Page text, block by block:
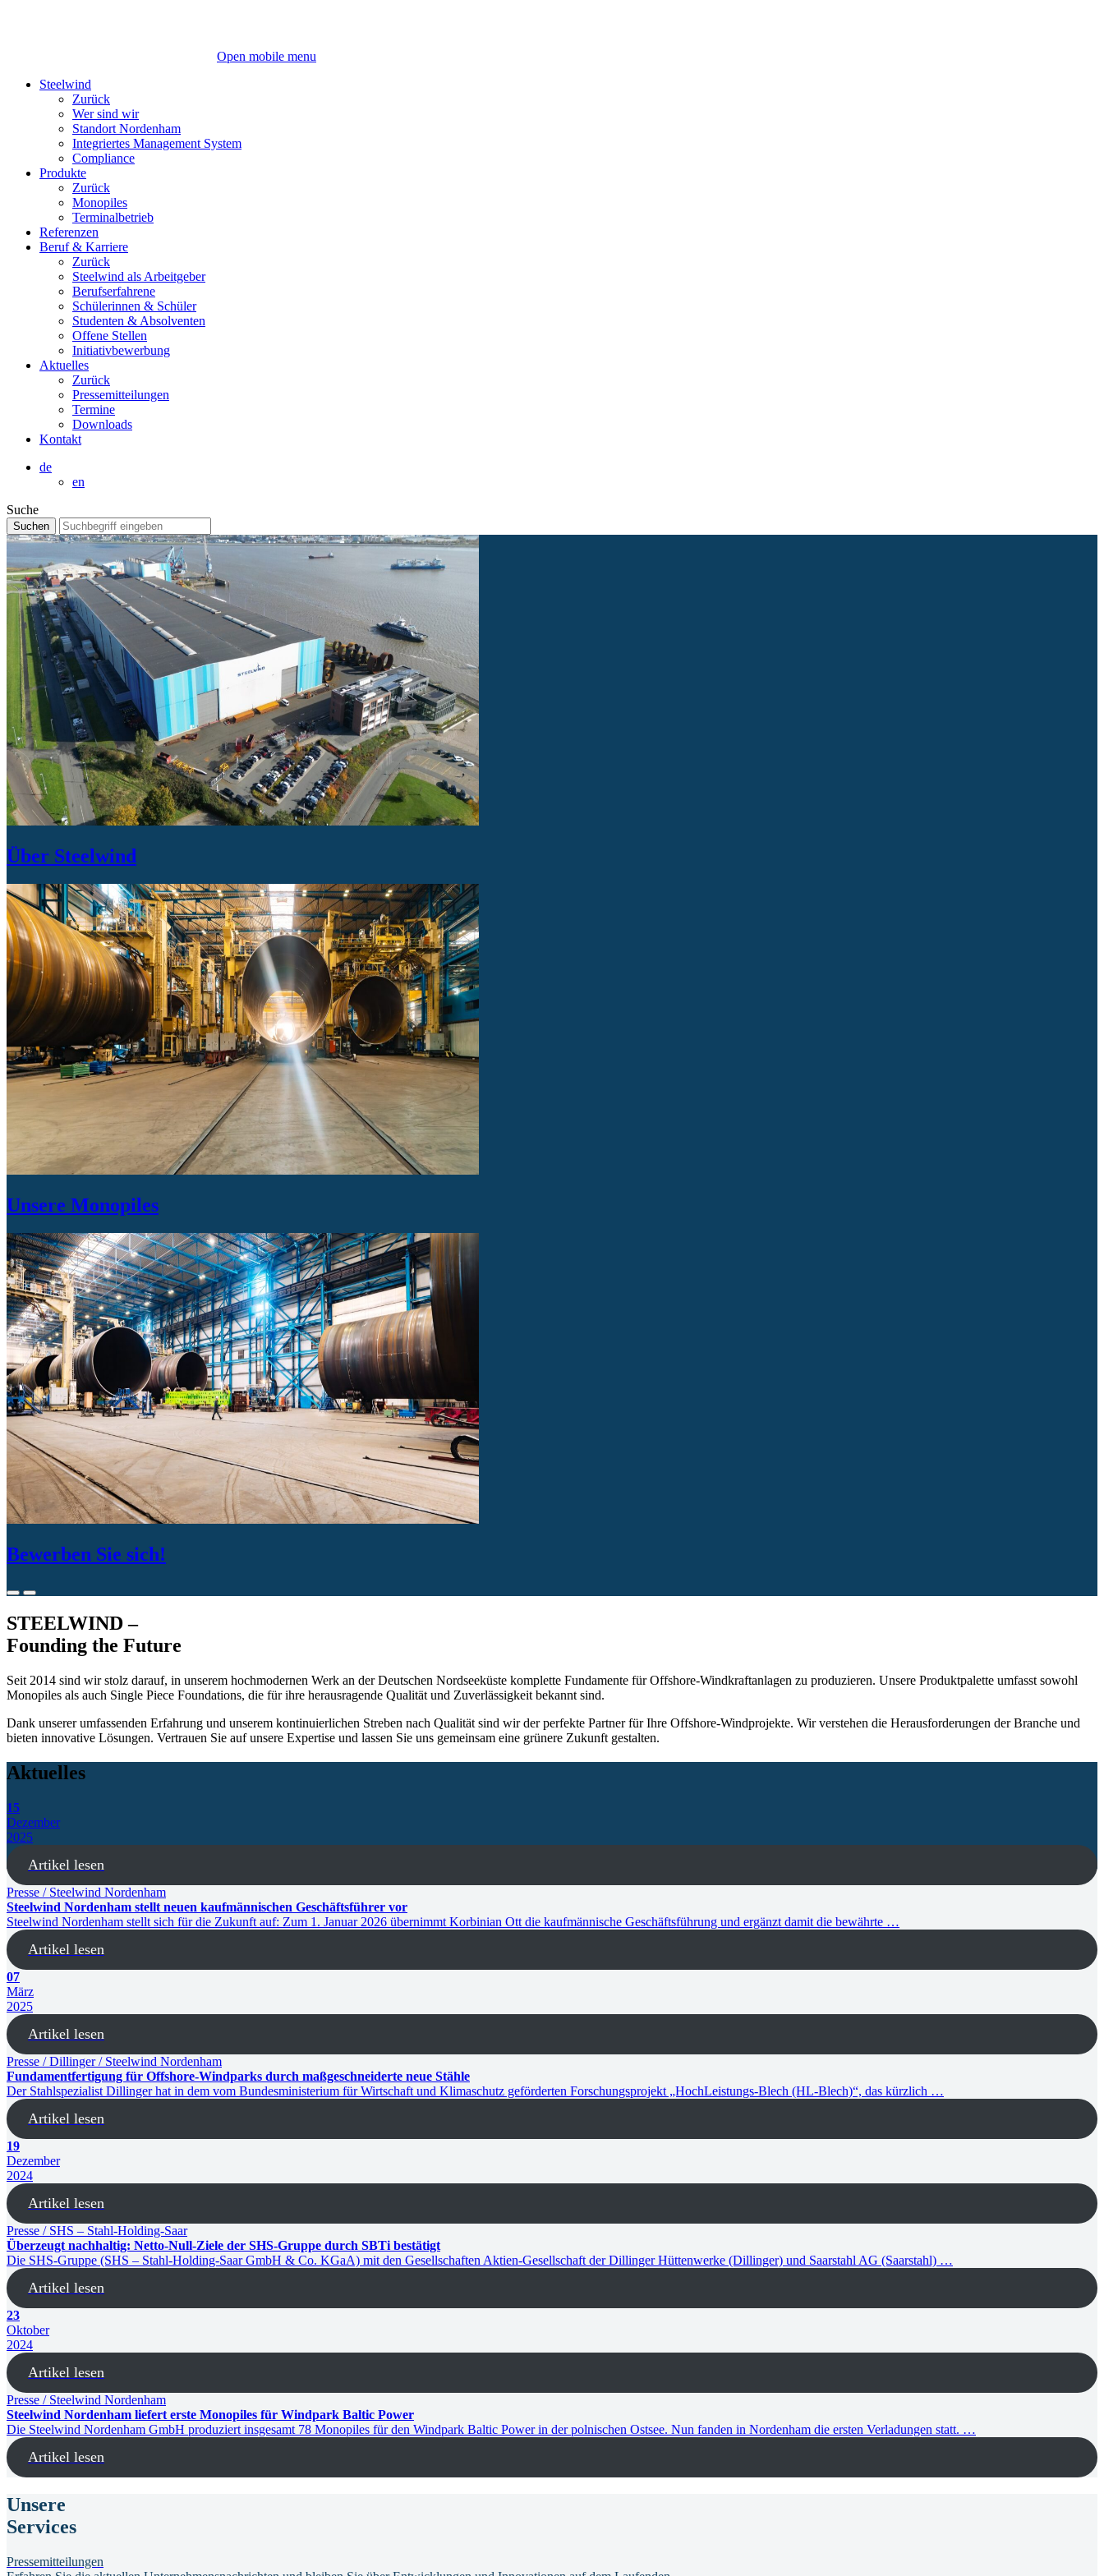
Open mobile menu
Steelwind
Zurück
Wer sind wir
Standort Nordenham
Integriertes Management System
Compliance
Produkte
Zurück
Monopiles
Terminalbetrieb
Referenzen
Beruf & Karriere
Zurück
Steelwind als Arbeitgeber
Berufserfahrene
Schülerinnen & Schüler
Studenten & Absolventen
Offene Stellen
Initiativbewerbung
Aktuelles
Zurück
Pressemitteilungen
Termine
Downloads
Kontakt
de
en
Suche
Über Steelwind
Unsere Monopiles
Bewerben Sie sich!
STEELWIND –
Founding the Future
Seit 2014 sind wir stolz darauf, in unserem hochmodernen Werk an der Deutschen Nordseeküste komplette Fundamente für Offshore-Windkraftanlagen zu produzieren. Unsere Produktpalette umfasst sowohl
Monopiles als auch Single Piece Foundations, die für ihre herausragende Qualität und Zuverlässigkeit bekannt sind.
Dank unserer umfassenden Erfahrung und unserem kontinuierlichen Streben nach Qualität sind wir der perfekte Partner für Ihre Offshore-Windprojekte. Wir verstehen die Herausforderungen der Branche und
bieten innovative Lösungen. Vertrauen Sie auf unsere Expertise und lassen Sie uns gemeinsam eine grünere Zukunft gestalten.
Aktuelles
15
Dezember
2025
Artikel lesen
Presse / Steelwind Nordenham
Steelwind Nordenham stellt neuen kaufmännischen Geschäftsführer vor
Steelwind Nordenham stellt sich für die Zukunft auf: Zum 1. Januar 2026 übernimmt Korbinian Ott die kaufmännische Geschäftsführung und ergänzt damit die bewährte …
Artikel lesen
07
März
2025
Artikel lesen
Presse / Dillinger / Steelwind Nordenham
Fundamentfertigung für Offshore-Windparks durch maßgeschneiderte neue Stähle
Der Stahlspezialist Dillinger hat in dem vom Bundesministerium für Wirtschaft und Klimaschutz geförderten Forschungsprojekt „HochLeistungs-Blech (HL-Blech)“, das kürzlich …
Artikel lesen
19
Dezember
2024
Artikel lesen
Presse / SHS – Stahl-Holding-Saar
Überzeugt nachhaltig: Netto-Null-Ziele der SHS-Gruppe durch SBTi bestätigt
Die SHS-Gruppe (SHS – Stahl-Holding-Saar GmbH & Co. KGaA) mit den Gesellschaften Aktien-Gesellschaft der Dillinger Hüttenwerke (Dillinger) und Saarstahl AG (Saarstahl) …
Artikel lesen
23
Oktober
2024
Artikel lesen
Presse / Steelwind Nordenham
Steelwind Nordenham liefert erste Monopiles für Windpark Baltic Power
Die Steelwind Nordenham GmbH produziert insgesamt 78 Monopiles für den Windpark Baltic Power in der polnischen Ostsee. Nun fanden in Nordenham die ersten Verladungen statt. …
Artikel lesen
Unsere
Services
Pressemitteilungen